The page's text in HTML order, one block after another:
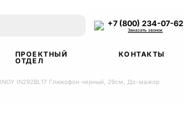
+7 (800) 234-07-62
Заказать звонок
ПРОЕКТНЫЙ
ОТДЕЛ
КОНТАКТЫ
INOY IN292BL17 Глюкофон черный, 29см, До-мажор